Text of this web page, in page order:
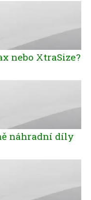
nebo XtraSize?
náhradní díly